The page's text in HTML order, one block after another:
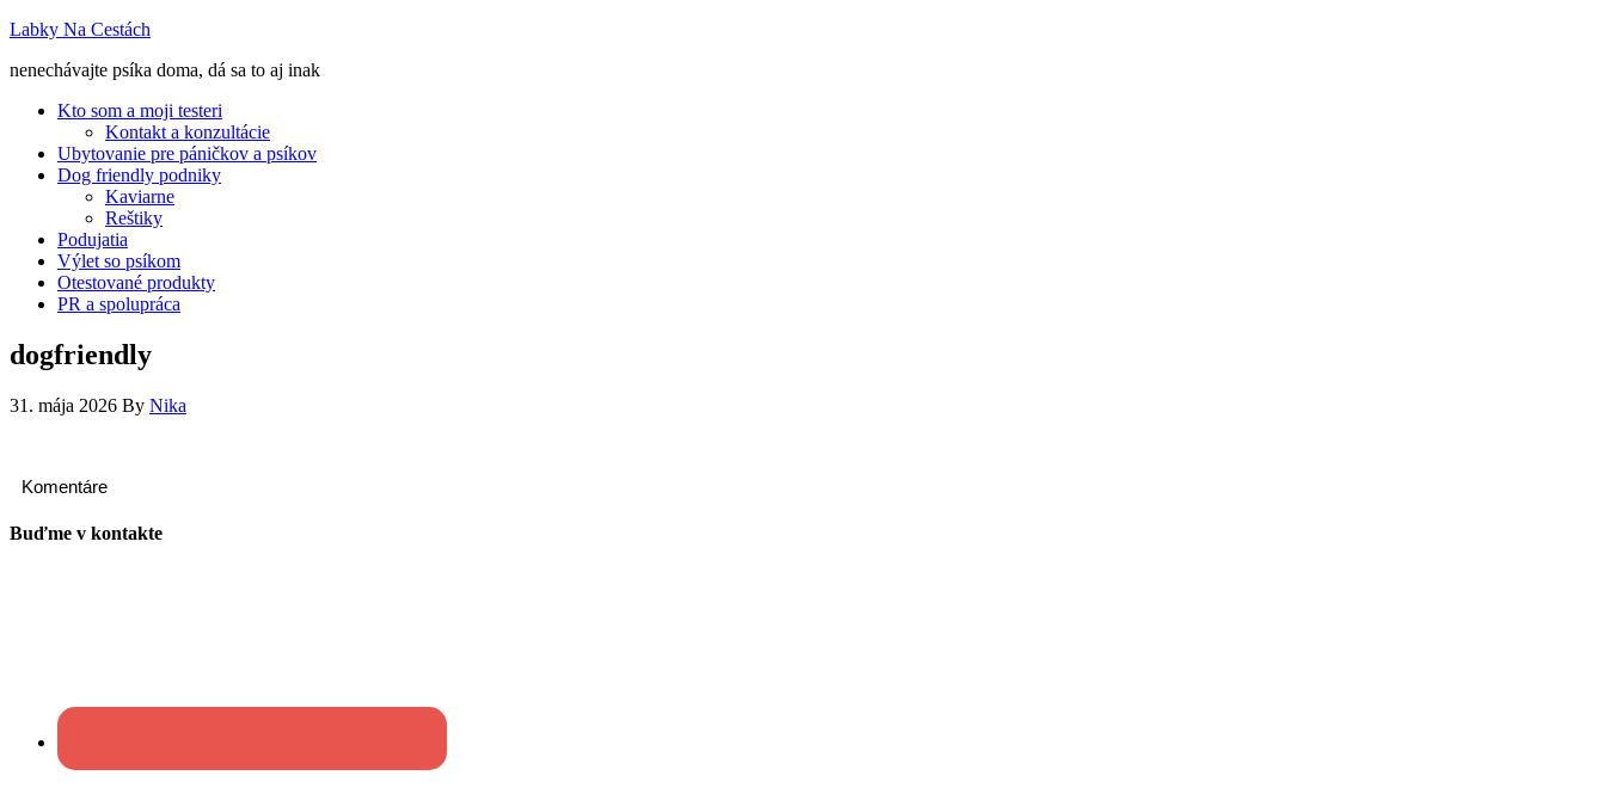
Labky Na Cestách
nenechávajte psíka doma, dá sa to aj inak
Kto som a moji testeri
Kontakt a konzultácie
Ubytovanie pre páničkov a psíkov
Dog friendly podniky
Kaviarne
Reštiky
Podujatia
Výlet so psíkom
Otestované produkty
PR a spolupráca
dogfriendly
31. mája 2026 By Nika
Komentáre
Buďme v kontakte